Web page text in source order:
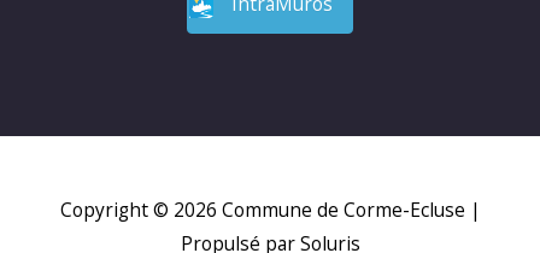
Copyright © 2026 Commune de Corme-Ecluse |
Propulsé par Soluris